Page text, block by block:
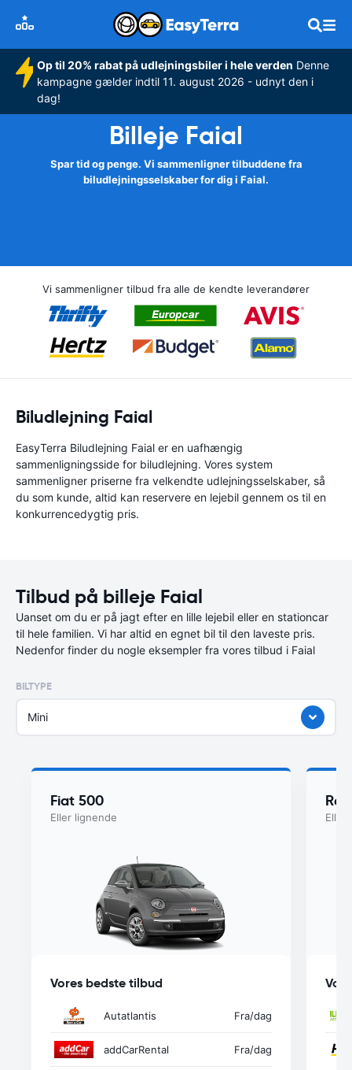
Op til 20% rabat på udlejningsbiler i hele verden Denne
kampagne gælder indtil 11. august 2026 - udnyt den i
dag!
Billeje Faial
Spar tid og penge. Vi sammenligner tilbuddene fra
biludlejningsselskaber for dig i Faial.
Vi sammenligner tilbud fra alle de kendte leverandører
Biludlejning Faial
EasyTerra Biludlejning Faial er en uafhængig
sammenligningsside for biludlejning. Vores system
sammenligner priserne fra velkendte udlejningsselskaber, så
du som kunde, altid kan reservere en lejebil gennem os til en
konkurrencedygtig pris.
Tilbud på billeje Faial
Uanset om du er på jagt efter en lille lejebil eller en stationcar
til hele familien. Vi har altid en egnet bil til den laveste pris.
Nedenfor finder du nogle eksempler fra vores tilbud i Faial
BILTYPE
Mini
Fiat 500
Eller lignende
Vores bedste tilbud
Autatlantis Fra/dag
addCarRental Fra/dag
Eller